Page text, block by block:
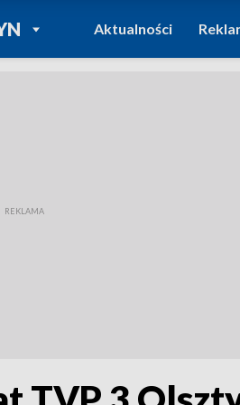
DO
REGIONY
Aktualności